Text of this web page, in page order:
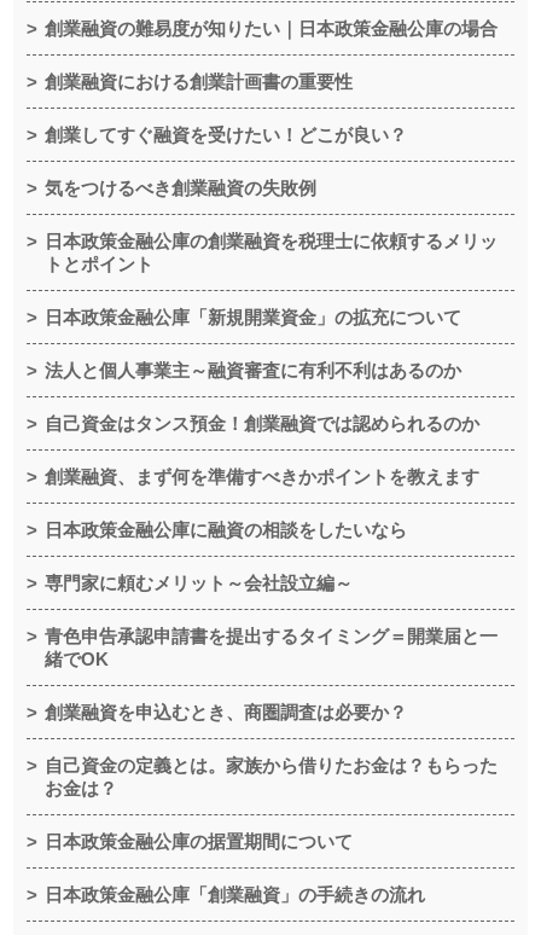
創業融資の難易度が知りたい｜日本政策金融公庫の場合
創業融資における創業計画書の重要性
創業してすぐ融資を受けたい！どこが良い？
気をつけるべき創業融資の失敗例
日本政策金融公庫の創業融資を税理士に依頼するメリッ
トとポイント
日本政策金融公庫「新規開業資金」の拡充について
法人と個人事業主～融資審査に有利不利はあるのか
自己資金はタンス預金！創業融資では認められるのか
創業融資、まず何を準備すべきかポイントを教えます
日本政策金融公庫に融資の相談をしたいなら
専門家に頼むメリット～会社設立編～
青色申告承認申請書を提出するタイミング＝開業届と一
緒でOK
創業融資を申込むとき、商圏調査は必要か？
自己資金の定義とは。家族から借りたお金は？もらった
お金は？
日本政策金融公庫の据置期間について
日本政策金融公庫「創業融資」の手続きの流れ